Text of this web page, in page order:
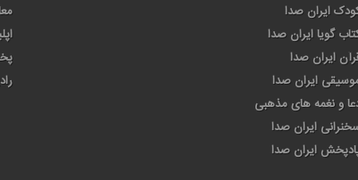
ایران صدا
گویا ایران صدا
ایران صدا
ایران صدا
و نغمه های مذهبی
ایران صدا
ایران صدا